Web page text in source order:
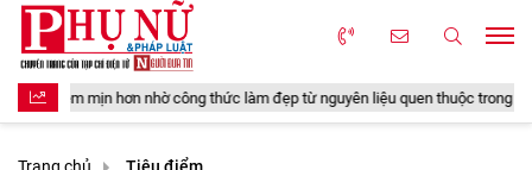
nhờ công thức làm đẹp từ nguyên liệu quen thuộc trong gian bếp